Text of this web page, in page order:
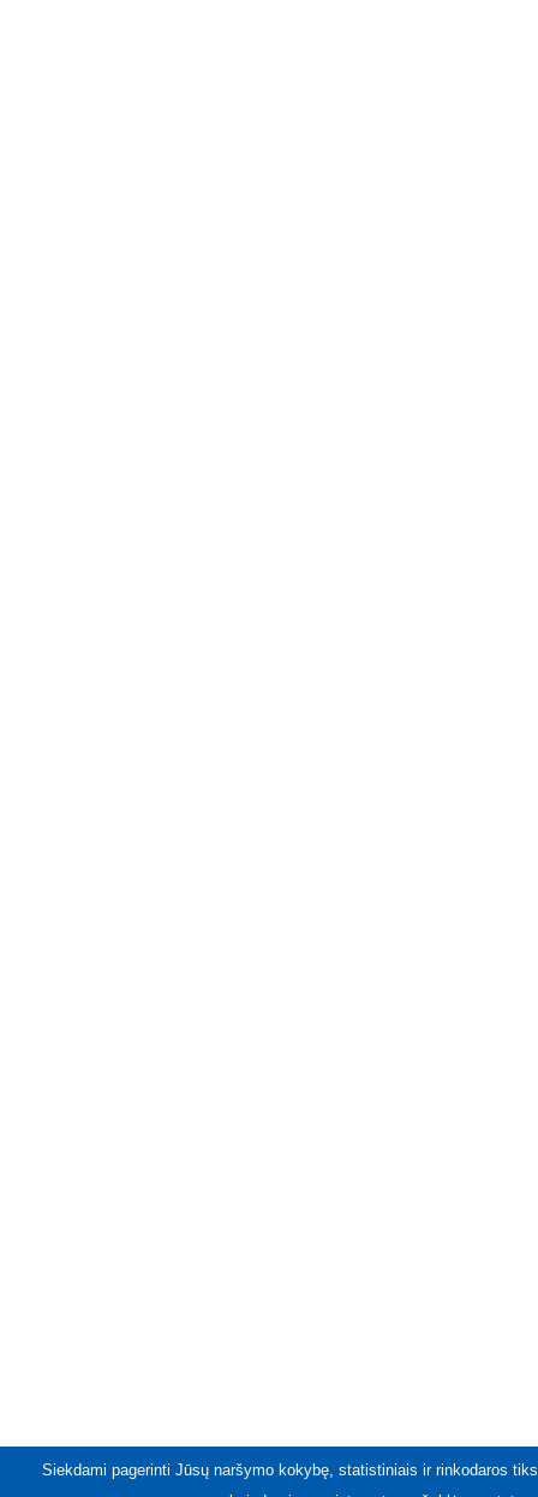
Siekdami pagerinti Jūsų naršymo kokybę, statistiniais ir rinkodaros